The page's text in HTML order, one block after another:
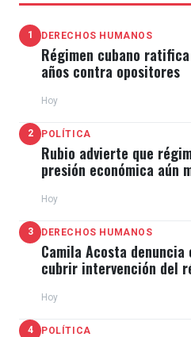
1 DERECHOS HUMANOS
Régimen cubano
años contra opositores
Hoy
2 POLÍTICA
Rubio advierte que
presión económica aún
Hoy
3 DERECHOS HUMANOS
Camila Acosta
cubrir intervención del
Hoy
4 POLÍTICA